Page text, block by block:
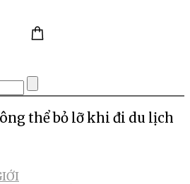
thể bỏ lỡ khi đi du lịch